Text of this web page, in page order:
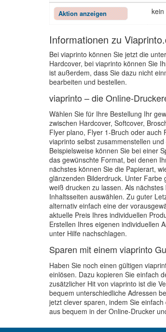
Aktion anzeigen kein
Informationen zu
Bei viaprinto können Sie jetzt die
Hardcover, bei viaprinto können Sie
ist außerdem, dass Sie dazu nicht
bearbeiten und bestellen.
viaprinto – die Online-
Wählen Sie für Ihre Bestellung Ihr
zwischen Hardcover, Softcover,
Flyer plano, Flyer 1-Bruch oder auch
viaprinto selbst zusammenstellen
Beispielsweise können Sie bei einer
das gewünschte Format, bei denen
nächstes können Sie die Papierart,
glänzenden Bilderdruck. Unter
weiß drucken zu lassen. Als
Inhaltsseiten auswählen. Zu guter
alternativ einfach eine der
aktuelle Preis Ihres individuellen
Erstellen Ihres eigenen individuellen
unter Hilfe nachschlagen.
Sparen mit einem viaprinto
Haben Sie noch einen gültigen
einlösen. Dazu kopieren Sie einfach
zusätzlicher Hit von viaprinto ist die
bequem unterschiedliche Adressen
jetzt clever sparen, indem Sie einfach
aus bequem in der Online-Drucker